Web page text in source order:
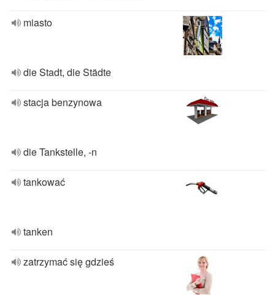
miasto
die Stadt, die Städte
stacja benzynowa
die Tankstelle, -n
tankować
tanken
zatrzymać się gdzieś